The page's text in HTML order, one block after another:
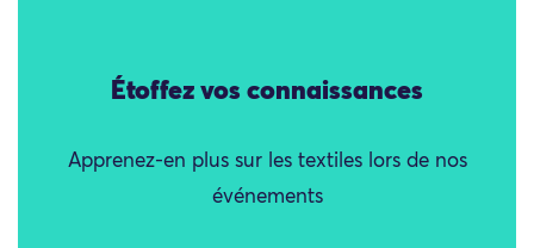
Étoffez vos connaissances
Apprenez-en plus sur les textiles lors de nos
événements